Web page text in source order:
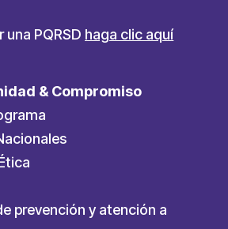
una PQRSD haga clic aquí
& Compromiso
prevención y atención a